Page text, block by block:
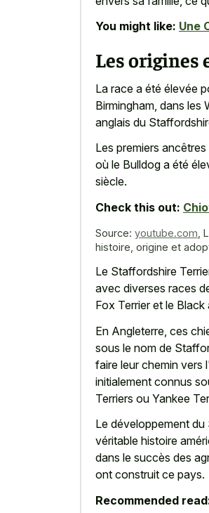
You might like: Une
Les origines
La race a été élevée
Birmingham, dans les
anglais du
Les premiers
où le Bulldog a été
siècle.
Check this out:
Source: youtube.com
histoire, origine et
Le Staffordshire
avec diverses races
Fox Terrier et le Black
En Angleterre, ces
sous le nom de
faire leur chemin vers
initialement connus
Terriers ou Yankee
Le développement
véritable histoire
dans le succès des
ont construit ce pays.
Recommended